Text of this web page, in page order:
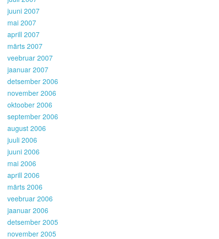
juuni 2007
mai 2007
aprill 2007
märts 2007
veebruar 2007
jaanuar 2007
detsember 2006
november 2006
oktoober 2006
september 2006
august 2006
juuli 2006
juuni 2006
mai 2006
aprill 2006
märts 2006
veebruar 2006
jaanuar 2006
detsember 2005
november 2005